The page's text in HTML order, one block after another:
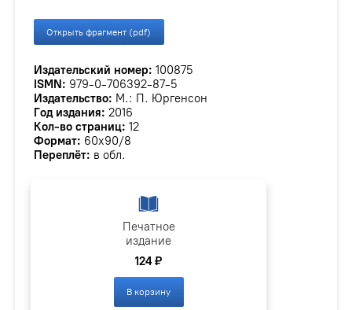
Открыть фрагмент (pdf)
Издательский номер: 100875
ISMN: 979-0-706392-87-5
Издательство: М.: П. Юргенсон
Год издания: 2016
Кол-во страниц: 12
Формат: 60х90/8
Переплёт: в обл.
Печатное
издание
124 ₽
В корзину